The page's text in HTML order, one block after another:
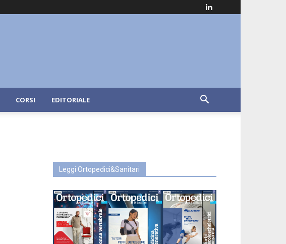
CORSI EDITORIALE
Leggi Ortopedici&Sanitari